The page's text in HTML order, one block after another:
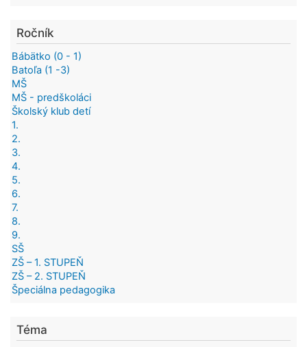
Ročník
Bábätko (0 - 1)
Batoľa (1 -3)
MŠ
MŠ - predškoláci
Školský klub detí
1.
2.
3.
4.
5.
6.
7.
8.
9.
SŠ
ZŠ – 1. STUPEŇ
ZŠ – 2. STUPEŇ
Špeciálna pedagogika
Téma